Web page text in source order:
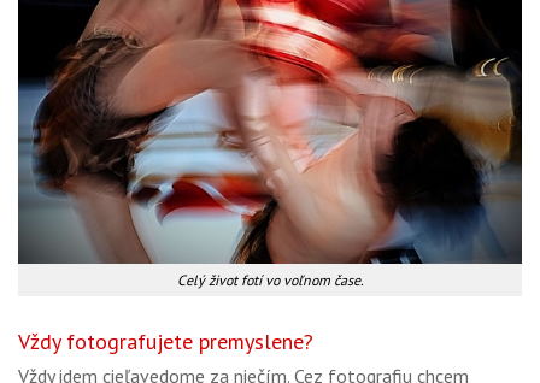
Celý život fotí vo voľnom čase.
Vždy fotografujete premyslene?
Vždy idem cieľavedome za niečím. Cez fotografiu chcem